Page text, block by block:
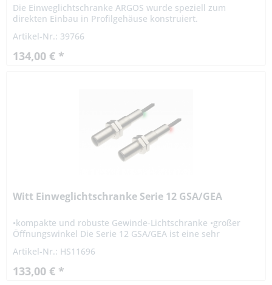
Die Einweglichtschranke ARGOS wurde speziell zum
direkten Einbau in Profilgehäuse konstruiert.
Einbaugehäuse verschleißfreies...
Artikel-Nr.: 39766
134,00 € *
Witt Einweglichtschranke Serie 12 GSA/GEA
•kompakte und robuste Gewinde-Lichtschranke •großer
Öffnungswinkel Die Serie 12 GSA/GEA ist eine sehr
mit den...
Artikel-Nr.: HS11696
133,00 € *